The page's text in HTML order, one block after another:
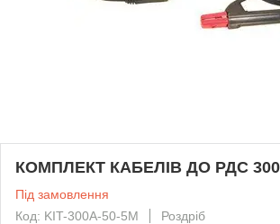
КОМПЛЕКТ КАБЕЛІВ ДО РДС
Під замовлення
Код: KIT-300A-50-5M
Роздріб